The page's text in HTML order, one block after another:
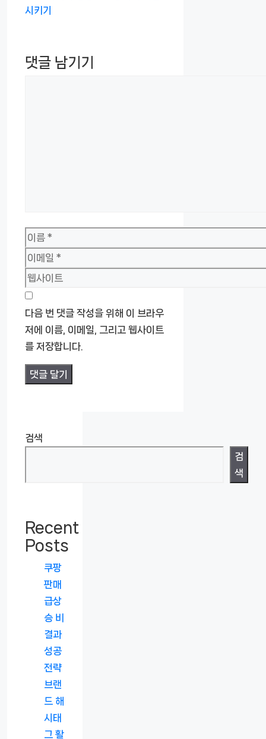
시키기
댓글 남기기
이
름
이
메
일
웹
사
이
트
다음 번 댓글 작성을 위해 이 브라우
저에 이름, 이메일, 그리고 웹사이트
를 저장합니다.
검색
검
색
Recent
Posts
쿠팡
판매
급상
승 비
결과
성공
전략
브랜
드 해
시태
그 활